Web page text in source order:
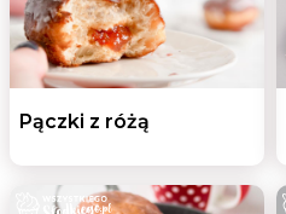
Pączki z różą